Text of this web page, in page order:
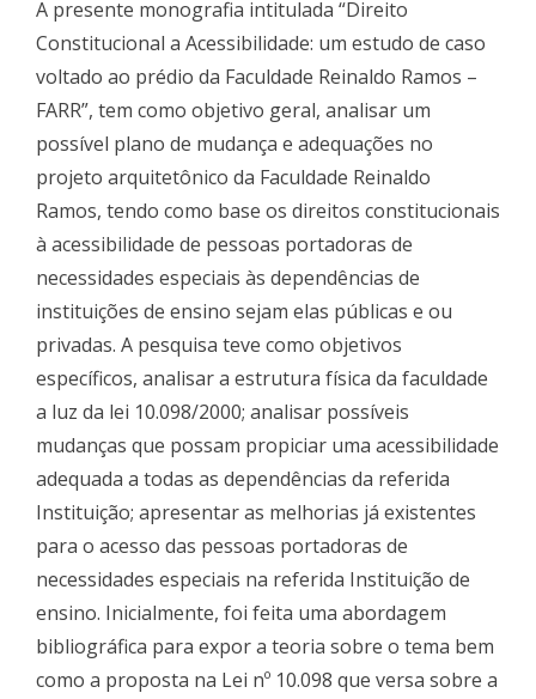
A presente monografia intitulada “Direito
Constitucional a Acessibilidade: um estudo de caso
voltado ao prédio da Faculdade Reinaldo Ramos –
FARR”, tem como objetivo geral, analisar um
possível plano de mudança e adequações no
projeto arquitetônico da Faculdade Reinaldo
Ramos, tendo como base os direitos constitucionais
à acessibilidade de pessoas portadoras de
necessidades especiais às dependências de
instituições de ensino sejam elas públicas e ou
privadas. A pesquisa teve como objetivos
específicos, analisar a estrutura física da faculdade
a luz da lei 10.098/2000; analisar possíveis
mudanças que possam propiciar uma acessibilidade
adequada a todas as dependências da referida
Instituição; apresentar as melhorias já existentes
para o acesso das pessoas portadoras de
necessidades especiais na referida Instituição de
ensino. Inicialmente, foi feita uma abordagem
bibliográfica para expor a teoria sobre o tema bem
como a proposta na Lei nº 10.098 que versa sobre a